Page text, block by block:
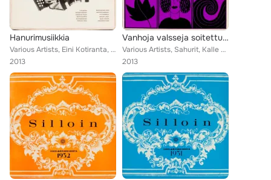
Hanurimusiikkia
Various Artists, Eini Kotiranta, Esko Könönen, Kalle Palonen, Paul Norrback, Viljo Vesterinen, Veikko Huuskonen, Matti Viljanen,...
2013
Vanhoja valsseja soitettuna 1
Various Artists, Sahurit, Kalle Palonen, Jorma Juselius, Viljo Vesterinen, Georg Grossberg, Matti Viljanen, Taito Vainio
2013